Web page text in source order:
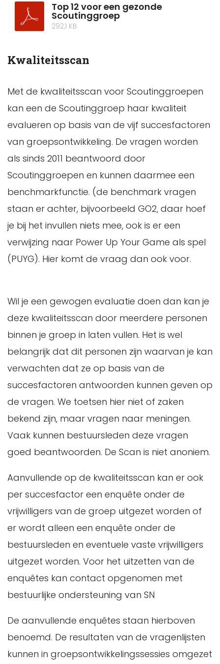
Top 12 voor een gezonde
Scoutinggroep
292,1 KB
Kwaliteitsscan
Met de kwaliteitsscan voor Scoutinggroepen
kan een de Scoutinggroep haar kwaliteit
evalueren op basis van de vijf succesfactoren
van groepsontwikkeling. De vragen worden
als sinds 2011 beantwoord door
Scoutinggroepen en kunnen daarmee een
benchmarkfunctie. (de benchmark vragen
staan er achter, bijvoorbeeld GO2, daar hoef
je bij het invullen niets mee, ook is er een
verwijzing naar Power Up Your Game als spel
(PUYG). Hier komt de vraag dan ook voor.
Wil je een gewogen evaluatie doen dan kan je
deze kwaliteitsscan door meerdere personen
binnen je groep in laten vullen. Het is wel
belangrijk dat dit personen zijn waarvan je kan
verwachten dat ze op basis van de
succesfactoren antwoorden kunnen geven op
de vragen. We toetsen hier niet of zaken
bekend zijn, maar vragen naar meningen.
Vaak kunnen bestuursleden deze vragen
goed beantwoorden. De Scan is niet anoniem.
Aanvullende op de kwaliteitsscan kan er ook
per succesfactor een enquête onder de
vrijwilligers van de groep uitgezet worden of
er wordt alleen een enquête onder de
bestuursleden en eventuele vaste vrijwilligers
uitgezet worden. Voor het uitzetten van de
enquêtes kan contact opgenomen met
bestuurlijke ondersteuning van SN
De aanvullende enquêtes staan hierboven
benoemd. De resultaten van de vragenlijsten
kunnen in groepsontwikkelingssessies omgezet